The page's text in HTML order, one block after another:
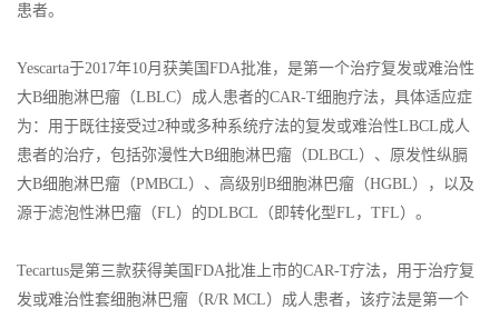
患者。
Yescarta于2017年10月获美国FDA批准，是第一个治疗复发或难治性
大B细胞淋巴瘤（LBLC）成人患者的CAR-T细胞疗法，具体适应症
为：用于既往接受过2种或多种系统疗法的复发或难治性LBCL成人
患者的治疗，包括弥漫性大B细胞淋巴瘤（DLBCL）、原发性纵膈
大B细胞淋巴瘤（PMBCL）、高级别B细胞淋巴瘤（HGBL），以及
源于滤泡性淋巴瘤（FL）的DLBCL（即转化型FL，TFL）。
Tecartus是第三款获得美国FDA批准上市的CAR-T疗法，用于治疗复
发或难治性套细胞淋巴瘤（R/R MCL）成人患者，该疗法是第一个